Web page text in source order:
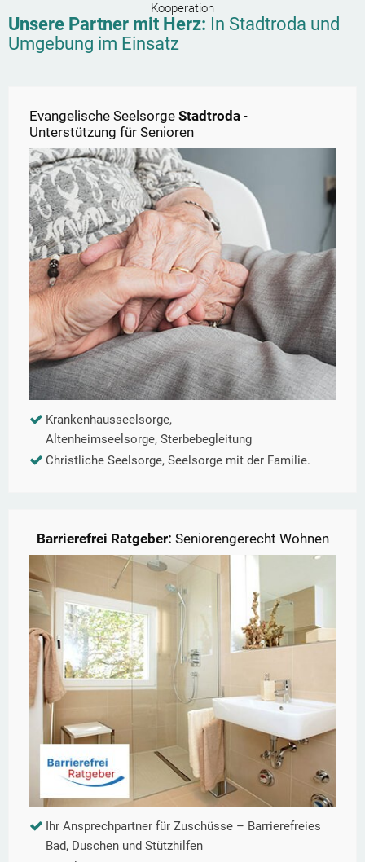
Kooperation
Unsere Partner mit Herz: In Stadtroda und
Umgebung im Einsatz
Evangelische Seelsorge Stadtroda -
Unterstützung für Senioren
Krankenhausseelsorge,
Altenheimseelsorge, Sterbebegleitung
Christliche Seelsorge, Seelsorge mit der Familie.
Barrierefrei Ratgeber: Seniorengerecht Wohnen
Ihr Ansprechpartner für Zuschüsse – Barrierefreies
Bad, Duschen und Stützhilfen